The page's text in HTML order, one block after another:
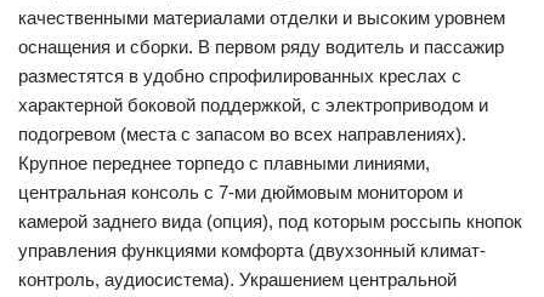
качественными материалами отделки и высоким уровнем
оснащения и сборки. В первом ряду водитель и пассажир
разместятся в удобно спрофилированных креслах с
характерной боковой поддержкой, с электроприводом и
подогревом (места с запасом во всех направлениях).
Крупное переднее торпедо с плавными линиями,
центральная консоль с 7-ми дюймовым монитором и
камерой заднего вида (опция), под которым россыпь кнопок
управления функциями комфорта (двухзонный климат-
контроль, аудиосистема). Украшением центральной